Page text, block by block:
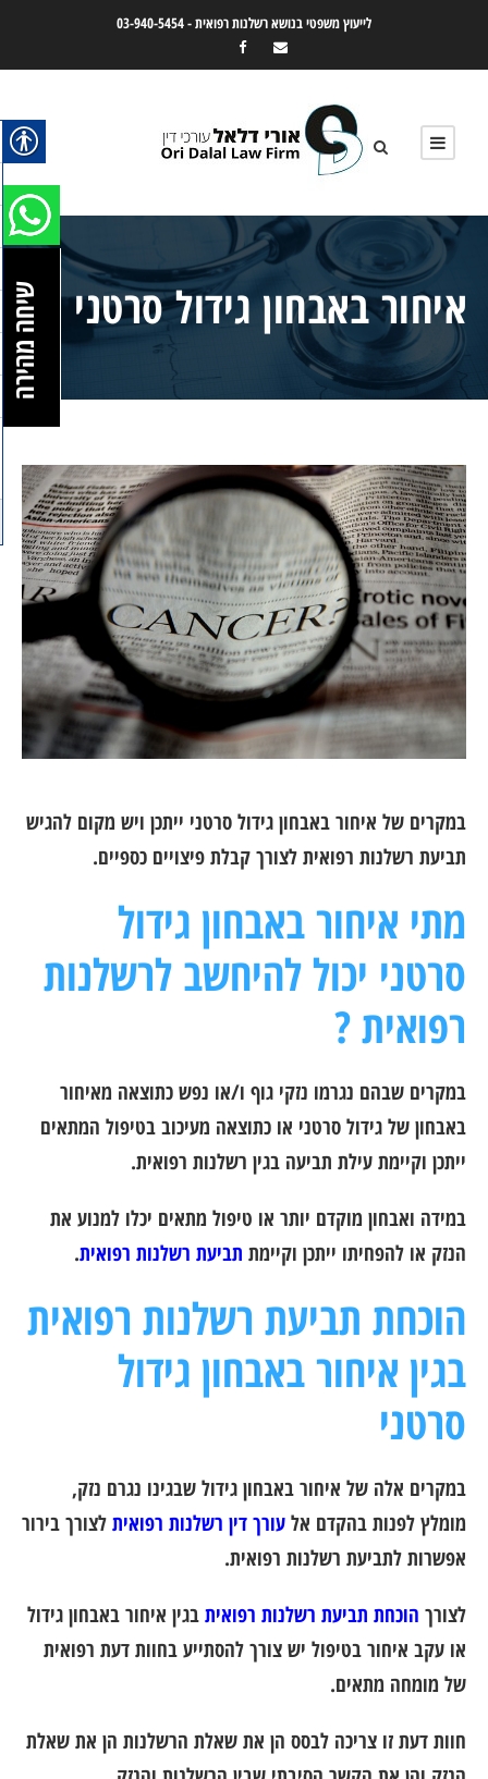
לייעוץ משפטי בנושא רשלנות רפואית -03-940-5454
איחור באבחון גידול סרטני
במקרים של איחור באבחון גידול סרטני ייתכן ויש מקום להגיש
תביעת רשלנות רפואית לצורך קבלת פיצויים כספיים.
מתי איחור באבחון גידול
סרטני יכול להיחשב לרשלנות
רפואית ?
במקרים שבהם נגרמו נזקי גוף ו/או נפש כתוצאה מאיחור
באבחון של גידול סרטני או כתוצאה מעיכוב בטיפול המתאים
ייתכן וקיימת עילת תביעה בגין רשלנות רפואית.
במידה ואבחון מוקדם יותר או טיפול מתאים יכלו למנוע את
הנזק או להפחיתו ייתכן וקיימת תביעת רשלנות רפואית.
הוכחת תביעת רשלנות רפואית
בגין איחור באבחון גידול
סרטני
במקרים אלה של איחור באבחון גידול שבגינו נגרם נזק,
מומלץ לפנות בהקדם אלעורך דין רשלנות רפואיתלצורך בירור
אפשרות לתביעת רשלנות רפואית.
לצורך הוכחת תביעת רשלנות רפואיתבגין איחור באבחון גידול
או עקב איחור בטיפול יש צורך להסתייע בחוות דעת רפואית
של מומחה מתאים.
חוות דעת זו צריכה לבסס הן את שאלת הרשלנות הן את שאלת
שיחה מהירה